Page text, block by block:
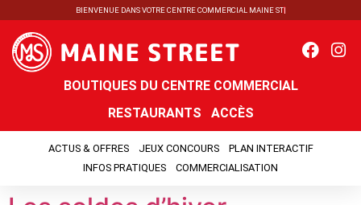
NVENUEDA NS VOTRE CENTRE COMMERCIAL M INESTREE
BOUTIQUES DU CENTRE COMMERCIAL
RESTAURANTS
ACCÈS
ACTUS & OFFRES JEUX CONCOURS
PLAN INTERACTIF
INFOS PRATIQUES
COMMERCIALISATION